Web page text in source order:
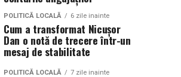
POLITICĂ LOCALĂ 6 zile inainte
Cum a transformat Nicușor
Dan o notă de trecere într-un
mesaj de stabilitate
POLITICĂ LOCALĂ 7 zile inainte